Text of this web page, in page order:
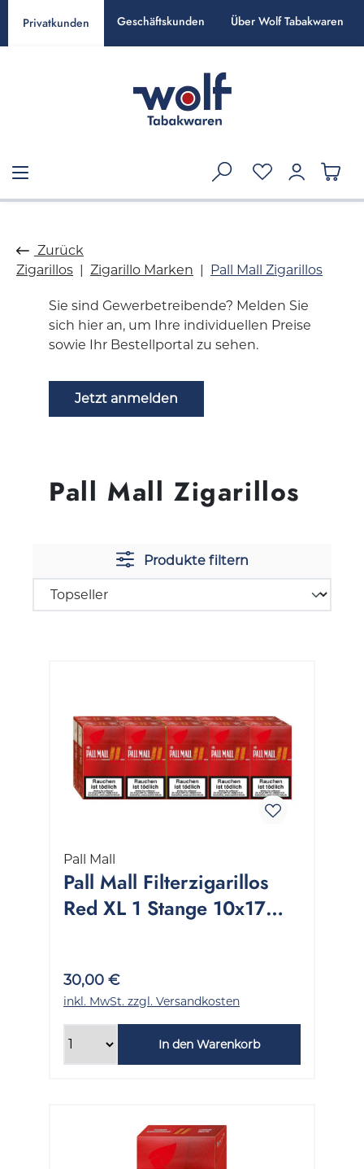
springen
Privatkunden Geschäftskunden Über Wolf Tabakwaren
Zurück
Zigarillos
Zigarillo Marken Pall Mall Zigarillos
Pall Mall Zigarillos
Sie sind Gewerbetreibende? Melden Sie
sich hier an, um Ihre individuellen Preise
sowie Ihr Bestellportal zu sehen.
Jetzt anmelden
Produkte filtern
Pall Mall
Pall Mall Filterzigarillos
Red XL 1 Stange 10x17
30,00 €
inkl. MwSt. zzgl. Versandkosten
In den Warenkorb